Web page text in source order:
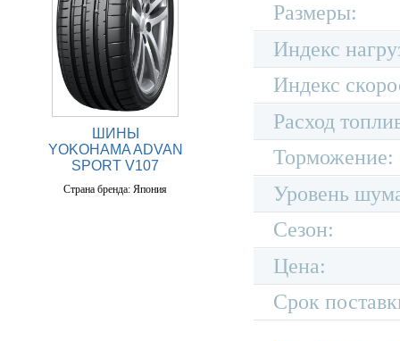
ШИНЫ
YOKOHAMA ADVAN
SPORT V107
Страна бренда: Япония
Размеры:
Индекс
Индекс
Расход
Торможение:
Уровень
Сезон:
Цена:
Срок